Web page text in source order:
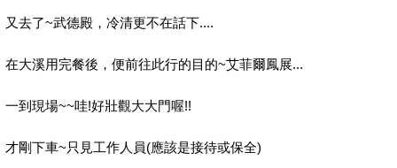
又去了~武德殿，冷清更不在話下....
在大溪用完餐後，便前往此行的目的~艾菲爾鳳展...
一到現場~~哇!好壯觀大大門喔!!
才剛下車~只見工作人員(應該是接待或保全)